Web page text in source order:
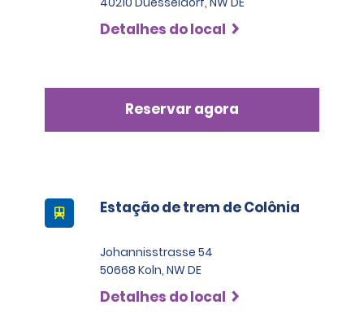
Detalhes do local
Reservar agora
Estação de trem de Colônia
Johannisstrasse 54
50668 Koln, NW DE
Detalhes do local